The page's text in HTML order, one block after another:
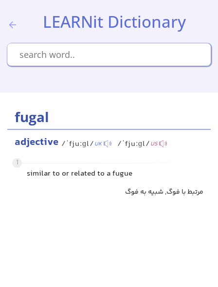
LEARNit Dictionary
fugal
adjective /ˈfjuːɡl/UK /ˈfjuːɡl/US
1
similar to or related to a fugue
مرتبط با فوگ, شبیه به فوگ